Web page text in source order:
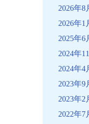
2026年8
2026年1
2025年6
2024年
2024年4
2023年9
2023年2
2022年7